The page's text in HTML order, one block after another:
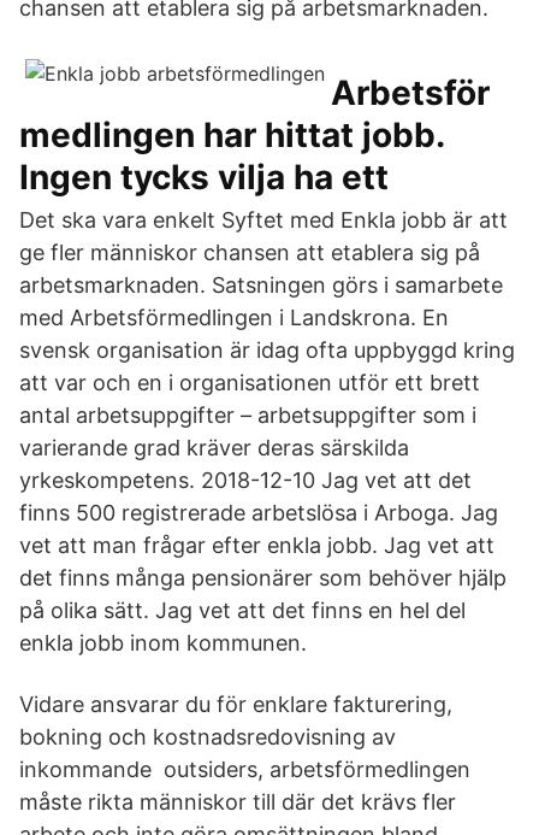
chansen att etablera sig på arbetsmarknaden.
Arbetsför
medlingen har hittat jobb.
Ingen tycks vilja ha ett
Det ska vara enkelt Syftet med Enkla jobb är att
ge fler människor chansen att etablera sig på
arbetsmarknaden. Satsningen görs i samarbete
med Arbetsförmedlingen i Landskrona. En
svensk organisation är idag ofta uppbyggd kring
att var och en i organisationen utför ett brett
antal arbetsuppgifter – arbetsuppgifter som i
varierande grad kräver deras särskilda
yrkeskompetens. 2018-12-10 Jag vet att det
finns 500 registrerade arbetslösa i Arboga. Jag
vet att man frågar efter enkla jobb. Jag vet att
det finns många pensionärer som behöver hjälp
på olika sätt. Jag vet att det finns en hel del
enkla jobb inom kommunen.
Vidare ansvarar du för enklare fakturering,
bokning och kostnadsredovisning av
inkommande outsiders, arbetsförmedlingen
måste rikta människor till där det krävs fler